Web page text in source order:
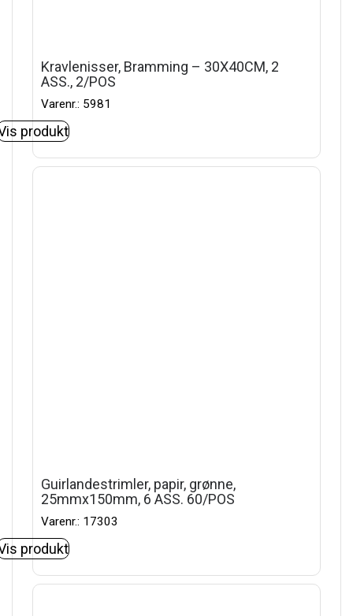
Kravlenisser, Bramming – 30X40CM, 2
ASS., 2/POS
Varenr.: 5981
produkt
Guirlandestrimler, papir, grønne,
25mmx150mm, 6 ASS. 60/POS
Varenr.: 17303
produkt